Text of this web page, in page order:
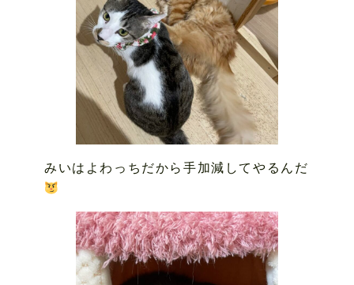
みいはよわっちだから手加減してやるんだ